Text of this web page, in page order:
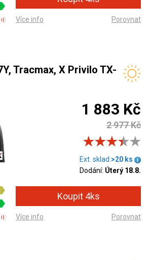
Více info Porovnat
Tracmax, X Privilo TX-
1 883 Kč
2 977 Kč
Ext. sklad:>20 ks
Dodání: Úterý 18.8.
Více info Porovnat